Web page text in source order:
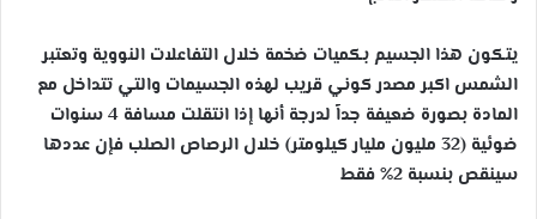
يتكون هذا الجسيم بكميات ضخمة خلال التفاعلات النووية وتعتبر
الشمس اكبر مصدر كوني قريب لهذه الجسيمات والتي تتداخل مع
المادة بصورة ضعيفة جداً لدرجة أنها إذا انتقلت مسافة 4 سنوات
ضوئية (32 مليون مليار كيلومتر) خلال الرصاص الصلب فإن عددها
سينقص بنسبة 2% فقط